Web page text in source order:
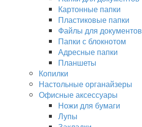
Картонные папки
Пластиковые папки
Файлы для документов
Папки с блокнотом
Адресные папки
Планшеты
Копилки
Настольные органайзеры
Офисные аксессуары
Ножи для бумаги
Лупы